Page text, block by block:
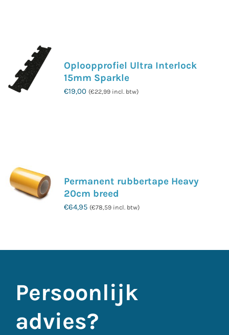
variaties.
Deze
optie
productpagina
Oploopprofiel Ultra Interlock
15mm Sparkle
€19,00 (€22,99incl. btw)
variaties.
Deze
productpagina
Permanent rubbertape Heavy
20cm breed
€64,95 (€78,59incl. btw)
Persoonlijk
advies?